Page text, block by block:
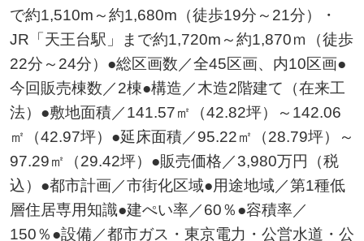
で約1,510m～約1,680m（徒歩19分～21分）・
JR「天王台駅」まで約1,720m～約1,870ｍ（徒歩
22分～24分）●総区画数／全45区画、内10区画●
今回販売棟数／2棟●構造／木造2階建て（在来工
法）●敷地面積／141.57㎡（42.82坪）～142.06
㎡（42.97坪）●延床面積／95.22㎡（28.79坪）～
97.29㎡（29.42坪）●販売価格／3,980万円（税
込）●都市計画／市街化区域●用途地域／第1種低
層住居専用知識●建ぺい率／60％●容積率／
150％●設備／都市ガス・東京電力・公営水道・公